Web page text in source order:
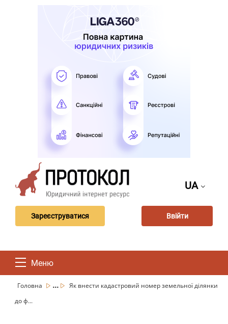
UA
Зареєструватися Ввійти
Меню
Головна ...
Як внести кадастровий номер земельної ділянки
до ф...